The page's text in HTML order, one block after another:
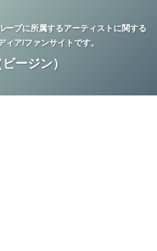
ープに所属するアーティストに関する
ア/ファンサイトです。
ージン）